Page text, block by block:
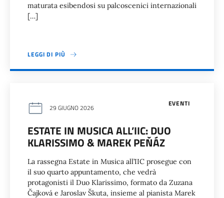
maturata esibendosi su palcoscenici internazionali
[…]
LEGGI DI PIÙ
EVENTI
29 GIUGNO 2026
ESTATE IN MUSICA ALL’IIC: DUO
KLARISSIMO & MAREK PEŇÁZ
La rassegna Estate in Musica all’IIC prosegue con
il suo quarto appuntamento, che vedrà
protagonisti il Duo Klarissimo, formato da Zuzana
Čajková e Jaroslav Škuta, insieme al pianista Marek